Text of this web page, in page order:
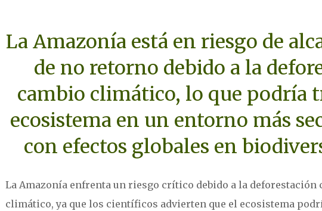
La Amazonía está en riesgo de
de no retorno debido a la
cambio climático, lo que podría
ecosistema en un entorno más
con efectos globales en
La Amazonía enfrenta un riesgo crítico debido a la deforestación
climático, ya que los científicos advierten que el ecosistema